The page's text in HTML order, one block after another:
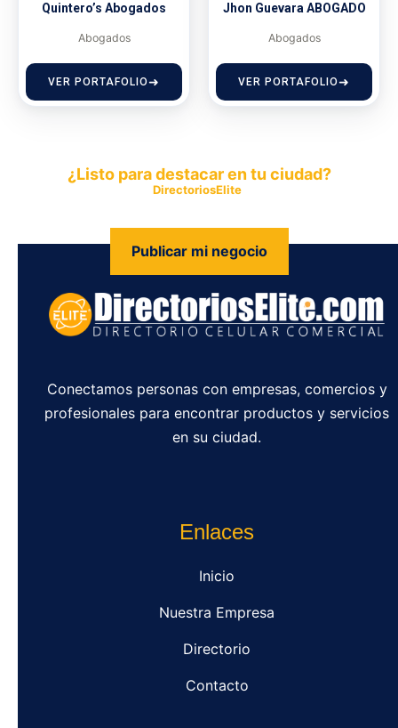
Quintero’s Abogados
Abogados
VER PORTAFOLIO
Jhon Guevara ABOGADO
Abogados
VER PORTAFOLIO
¿Listo para destacar en tu ciudad?
DirectoriosElite
Publicar mi negocio
Conectamos personas con empresas, comercios y
profesionales para encontrar productos y servicios
en su ciudad.
Enlaces
Inicio
Nuestra Empresa
Directorio
Contacto